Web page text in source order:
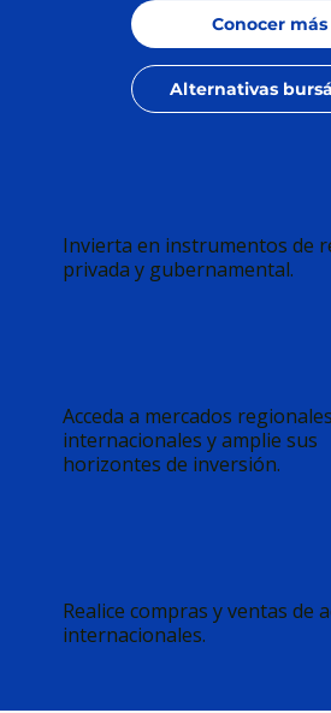
Conocer más
Alternativas
Invierta en instrumentos de
privada y gubernamental.
Acceda a mercados
internacionales y amplie sus
horizontes de inversión.
Realice compras y ventas de
internacionales.